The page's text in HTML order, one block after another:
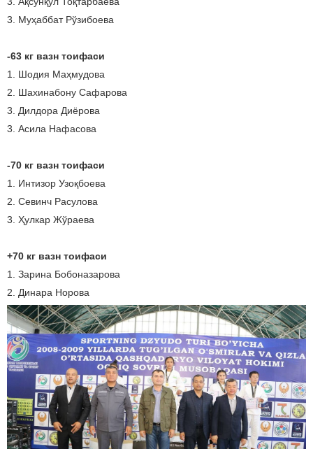
3. Муҳаббат Рўзибоева
-63 кг вазн тоифаси
1. Шодия Маҳмудова
2. Шахинабону Сафарова
3. Дилдора Диёрова
3. Асила Нафасова
-70 кг вазн тоифаси
1. Интизор Узоқбоева
2. Севинч Расулова
3. Ҳулкар Жўраева
+70 кг вазн тоифаси
1. Зарина Бобоназарова
2. Динара Норова